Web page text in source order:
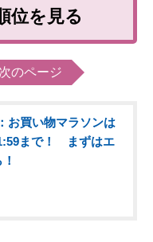
位を見る
次のページ
お買い物マラソンは
まで！ まずはエ